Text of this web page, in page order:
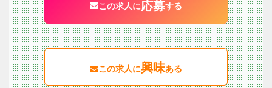
この求人に応募する
この求人に興味ある